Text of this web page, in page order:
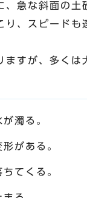
、急な斜面の土
り、スピード
ますが、多くは
濁る。
がある。
てくる。